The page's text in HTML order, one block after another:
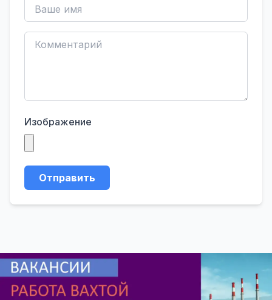
Изображение
Отправить